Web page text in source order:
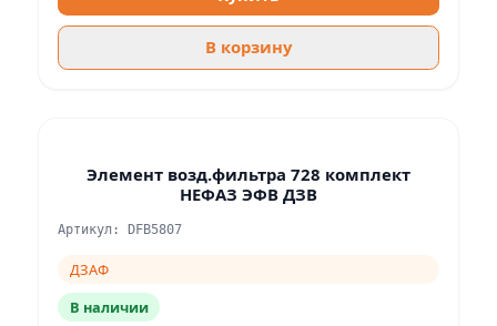
В корзину
Элемент возд.фильтра 728 комплект
НЕФАЗ ЭФВ ДЗВ
Артикул: DFB5807
ДЗАФ
В наличии